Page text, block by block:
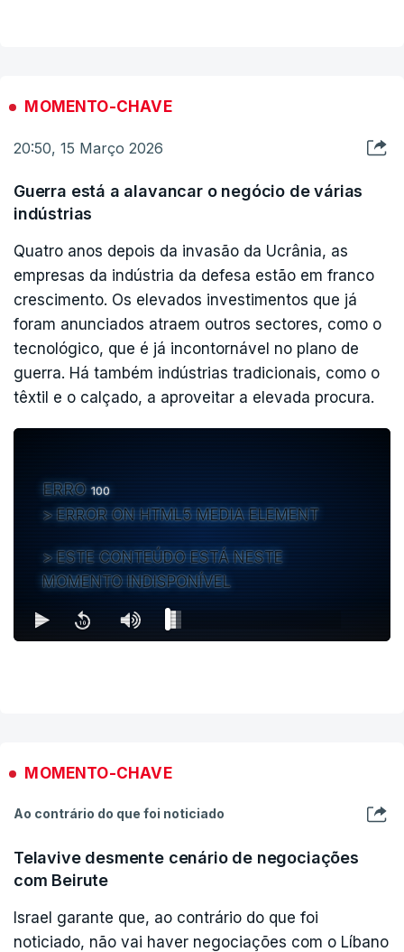
MOMENTO-CHAVE
20:50, 15 Março 2026
Guerra está a alavancar o negócio de várias
indústrias
Quatro anos depois da invasão da Ucrânia, as
empresas da indústria da defesa estão em franco
crescimento. Os elevados investimentos que já
foram anunciados atraem outros sectores, como o
tecnológico, que é já incontornável no plano de
guerra. Há também indústrias tradicionais, como o
têxtil e o calçado, a aproveitar a elevada procura.
ERRO100
ERROR ON HTML5 MEDIA ELEMENT
ESTE CONTEÚDO ESTÁ NESTE
MOMENTO INDISPONÍVEL
MOMENTO-CHAVE
Ao contrário do que foi noticiado
Telavive desmente cenário de negociações
com Beirute
Israel garante que, ao contrário do que foi
noticiado, não vai haver negociações com o Líbano